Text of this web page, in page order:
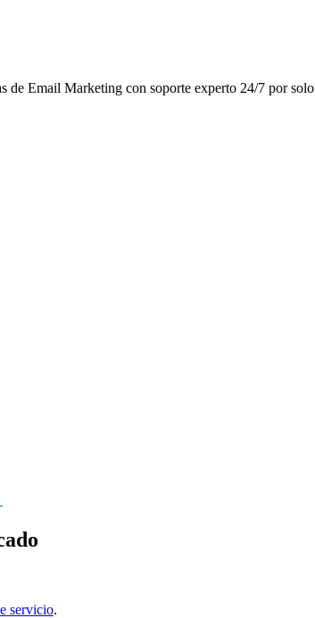
de Email Marketing con soporte experto 24/7 por solo
servicio.